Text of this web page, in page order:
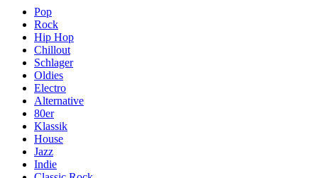
Pop
Rock
Hip Hop
Chillout
Schlager
Oldies
Electro
Alternative
80er
Klassik
House
Jazz
Indie